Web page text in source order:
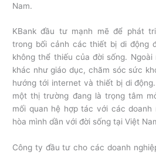
Nam.
KBank đầu tư mạnh mẽ để phát
trong bối cảnh các thiết bị di động
không thể thiếu của đời sống.
khác như giáo dục, chăm sóc sức
hướng tới internet và thiết bị di
một thị trường đang là trọng tâm
mối quan hệ hợp tác với các
hòa mình dần với đời sống tại Việt
Công ty đầu tư cho các doanh